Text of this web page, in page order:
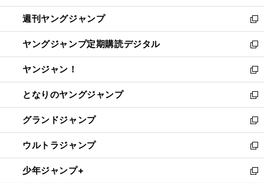
開
く
ウ
で
開
く
ン
ド
ウ
で
開
く
ウ
ィ
ン
ド
ウ
で
開
く
週刊ヤングジャンプ
新
し
い
ウ
ィ
ン
ド
ウ
で
開
く
ヤングジャンプ定期購読デジタル
新
し
い
ウ
ィ
ン
ド
ウ
で
開
く
ヤンジャン！
新
し
い
ウ
ィ
ン
ド
ウ
で
となりのヤングジャンプ
新
し
い
ウ
ィ
ン
ド
グランドジャンプ
新
し
い
ウ
ィ
ウルトラジャンプ
新
し
い
少年ジャンプ+
新